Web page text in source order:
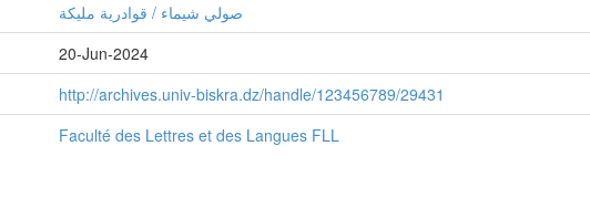
صولي شيماء / قوادرية مليكة
20-Jun-2024
http://archives.univ-biskra.dz/handle/123456789/29431
Faculté des Lettres et des Langues FLL